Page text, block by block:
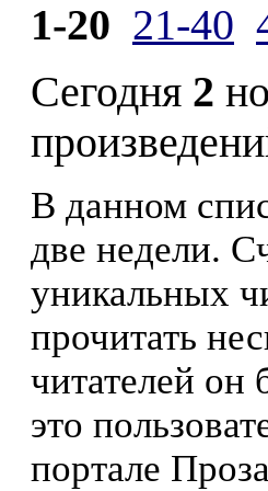
1-20 21-40
Сегодня 2
В данном
две недели.
уникальных
прочитать
читателей он
это
портале